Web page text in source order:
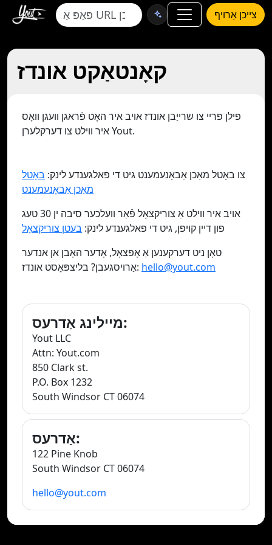
צייכן אַרויף
קאָנטאַקט אונדז
פילן פריי צו שרייַבן אונדז אויב איר האָט פֿראגן וועגן וואָס
איר ווילט צו דערקלערן Yout.
צו באָטל מאַכן אַבאָנעמענט גיט די פאלגענדע לינק: באָטל
מאַכן אַבאָנעמענט
אויב איר ווילט אַ צוריקצאָל פֿאַר וועלכער סיבה ין 30 טעג
פון דיין קויפן, גיט די פאלגענדע לינק: בעטן צוריקצאָל
טאָן ניט דערקענען אַ אָפּצאָל, אָדער האָבן אן אנדער
אַרויסגעבן? בליצפּאָסט אונדז: hello@yout.com
מיילינג אַדרעס:
Yout LLC
Attn: Yout.com
850 Clark st.
P.O. Box 1232
South Windsor CT 06074
אַדרעס:
122 Pine Knob
South Windsor CT 06074
hello@yout.com